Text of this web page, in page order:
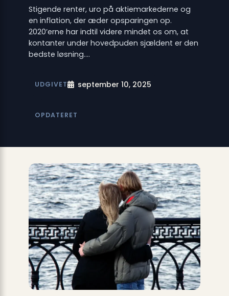
Stigende renter, uro på aktiemarkederne og
en inflation, der æder opsparingen op.
2020’erne har indtil videre mindet os om, at
kontanter under hovedpuden sjældent er den
bedste løsning.…
UDGIVET september 10, 2025
OPDATERET